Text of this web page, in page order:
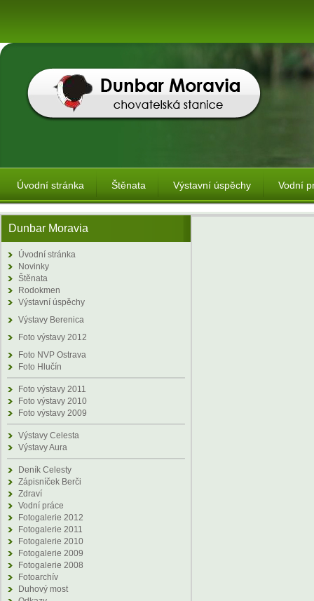
Úvodní stránka Štěnata Výstavní úspěchy Vodní
Dunbar Moravia
Úvodní stránka
Novinky
Štěnata
Rodokmen
Výstavní úspěchy
Výstavy Berenica
Foto výstavy 2012
Foto NVP Ostrava
Foto Hlučín
Foto výstavy 2011
Foto výstavy 2010
Foto výstavy 2009
Výstavy Celesta
Výstavy Aura
Deník Celesty
Zápisníček Berči
Zdraví
Vodní práce
Fotogalerie 2012
Fotogalerie 2011
Fotogalerie 2010
Fotogalerie 2009
Fotogalerie 2008
Fotoarchív
Duhový most